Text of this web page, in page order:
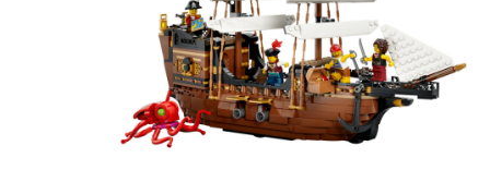
Accesorii pentru boardgames
Protectii carti (Sleeves)
Deck Boxes/Cutii pentru carti
Portofolii/ Clasoare pentru carti